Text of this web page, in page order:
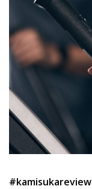
#kamisukareview